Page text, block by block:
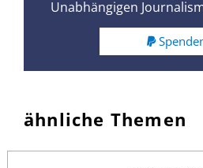
Unabhängigen
ähnliche Themen